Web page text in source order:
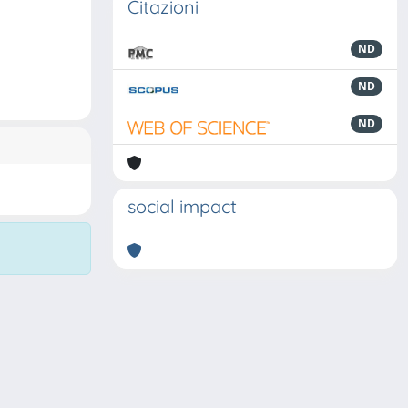
Citazioni
ND
ND
ND
social impact